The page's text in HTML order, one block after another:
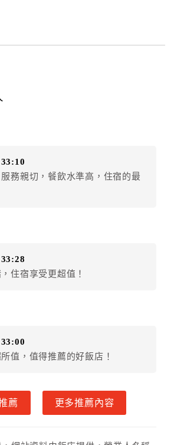
日
單。
限原訂飯店）
費用總計小於原訂單費用總計時，訂
額。（限原訂飯店）
單異動，本飯店可接受
起算日）
留住宿金額」時，請注意！為避免飯
益）。 （限原訂飯店使用）
單費用總計大於原訂單費用總計時，
差額。限原訂飯店
務親切，餐飲水準高，住宿的最
住宿享受更超值！
值，值得推薦的好飯店！
薦 更多推薦內容